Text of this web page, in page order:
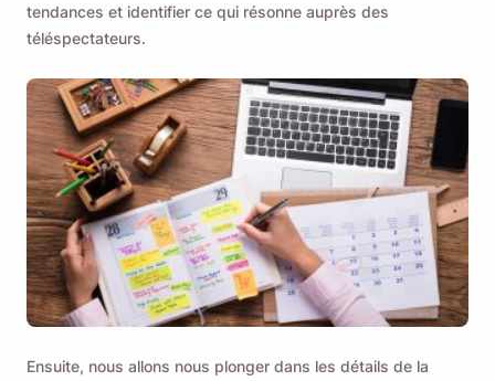
tendances et identifier ce qui résonne auprès des
téléspectateurs.
Ensuite, nous allons nous plonger dans les détails de la